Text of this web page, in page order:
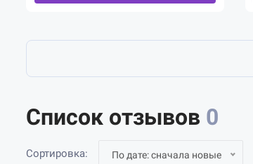
Список отзывов 0
Сортировка: По дате: сначала новые